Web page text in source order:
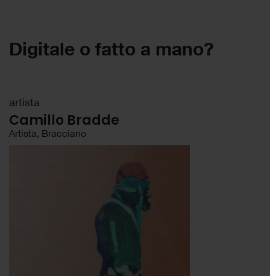
Digitale o fatto a mano?
artista
Camillo Bradde
Artista, Bracciano